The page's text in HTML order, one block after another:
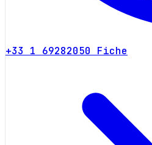
+33 1 69282050 Fiche